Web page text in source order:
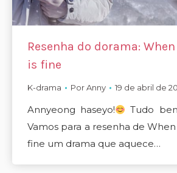
Resenha do dorama:
is fine
K-drama PorAnny 19 de abril de
Annyeong haseyo!
Tudo
Vamos para a resenha de
fine um drama que aquece…